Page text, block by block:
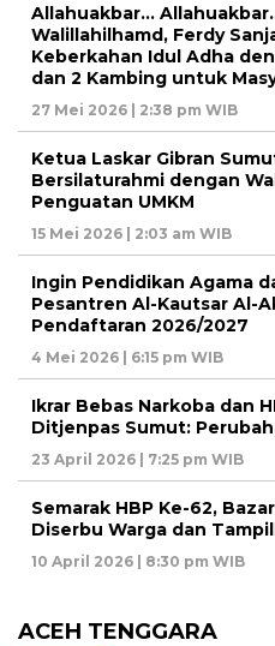
Allahuakbar…
Walillahilhamd, Ferdy
Keberkahan Idul Adha
dan 2 Kambing untuk
27 Mei 2026 | 2:38 pm WIB
Ketua Laskar Gibran
Bersilaturahmi dengan
Penguatan UMKM
15 Mei 2026 | 2:03 am WIB
Ingin Pendidikan Agama
Pesantren Al-Kautsar Al-
Pendaftaran 2026/2027
4 Mei 2026 | 6:15 pm WIB
Ikrar Bebas Narkoba dan
Ditjenpas Sumut:
23 April 2026 | 7:25 pm WIB
Semarak HBP Ke-62,
Diserbu Warga dan
10 April 2026 | 8:30 pm WIB
ACEH TENGGARA